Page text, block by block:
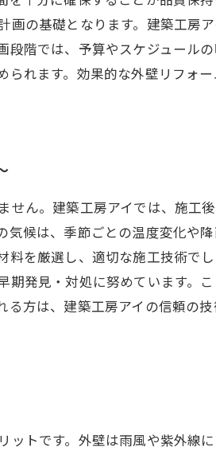
の基礎となります。建築工房
階では、予算やスケジュール
れます。効果的な外壁リフォ
ん。建築工房アイでは、施工
候は、季節ごとの温度変化や
を厳選し、適切な施工技術で
発見・対処に努めています。
方は、建築工房アイの信頼の
トです。外壁は雨風や紫外線